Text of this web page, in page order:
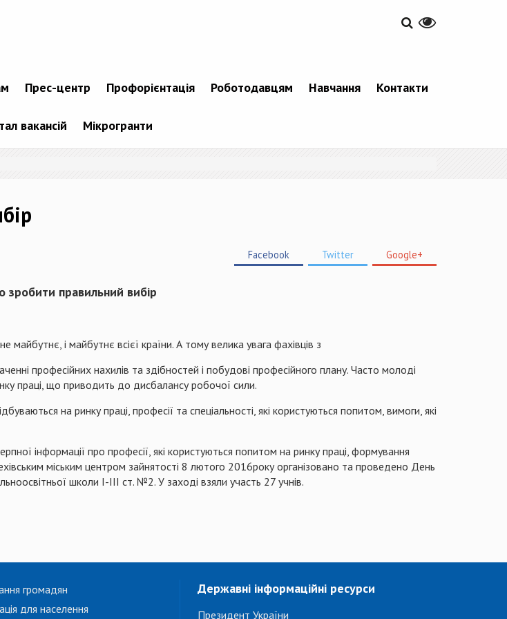
Прес-центр Профорієнтація Роботодавцям Навчання Контакти
вакансій Мікрогранти
Facebook Twitter Google+
зробити правильний вибір
і майбутнє всієї країни. А тому велика увага фахівців з
професійних нахилів та здібностей і побудові професійного плану. Часто молоді
праці, що приводить до дисбалансу робочої сили.
на ринку праці, професії та спеціальності, які користуються попитом, вимоги, які
інформації про професії, які користуються попитом на ринку праці, формування
міським центром зайнятості 8 лютого 2016року організовано та проведено День
школи І-ІІІ ст. №2. У заході взяли участь 27 учнів.
громадян
для населення
Державні інформаційні ресурси
Президент України